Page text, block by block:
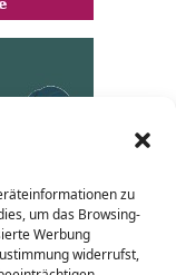
zu
um das Browsing-
Werbung
widerrufst,